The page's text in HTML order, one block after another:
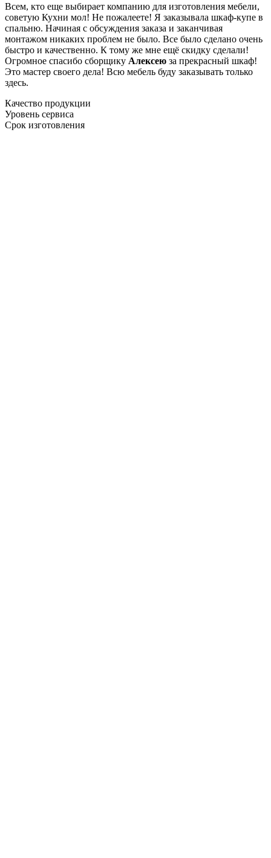
Всем, кто еще выбирает компанию для изготовления мебели,
советую Кухни мол! Не пожалеете! Я заказывала шкаф-купе в
спальню. Начиная с обсуждения заказа и заканчивая
монтажом никаких проблем не было. Все было сделано очень
быстро и качественно. К тому же мне ещё скидку сделали!
Огромное спасибо сборщику Алексею за прекрасный шкаф!
Это мастер своего дела! Всю мебель буду заказывать только
здесь.
Качество продукции
Уровень сервиса
Срок изготовления